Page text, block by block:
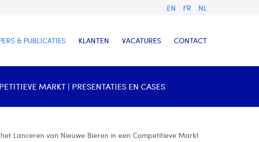
EN FR NL
& PUBLICATIES KLANTEN VACATURES CONTACT
MARKT | PRESENTATIES EN CASES
Lanceren van Nieuwe Bieren in een Competitieve Markt